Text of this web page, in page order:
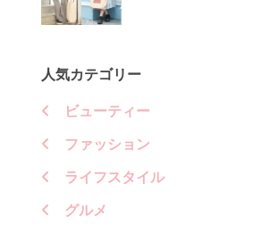
人気カテゴリー
ビューティー
ファッション
ライフスタイル
グルメ